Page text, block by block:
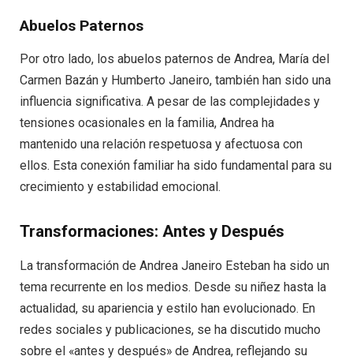
Abuelos Paternos
Por otro lado, los abuelos paternos de Andrea, María del
Carmen Bazán y Humberto Janeiro, también han sido una
influencia significativa. A pesar de las complejidades y
tensiones ocasionales en la familia, Andrea ha
mantenido una relación respetuosa y afectuosa con
ellos. Esta conexión familiar ha sido fundamental para su
crecimiento y estabilidad emocional.
Transformaciones: Antes y Después
La transformación de Andrea Janeiro Esteban ha sido un
tema recurrente en los medios. Desde su niñez hasta la
actualidad, su apariencia y estilo han evolucionado. En
redes sociales y publicaciones, se ha discutido mucho
sobre el «antes y después» de Andrea, reflejando su